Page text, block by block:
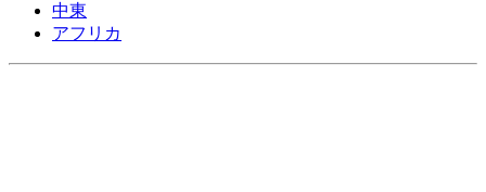
中東
アフリカ